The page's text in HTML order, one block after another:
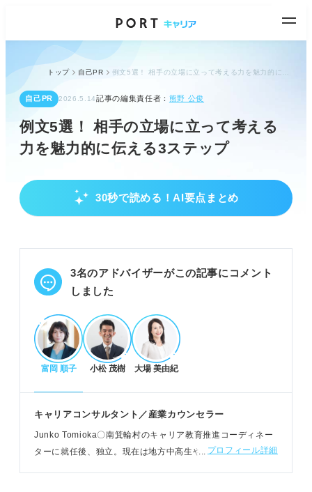
トップ 自己PR
自己PR 2026.5.14記事の編集責任者： 熊野 公俊
例文5選！ 相手の立場に立って考える
力を魅力的に伝える3ステップ
30秒で読める！AI要点まとめ
相手の立場に立つ力はビジネスで必須！
自身の思考を柔軟にし多角的な視点をもたらす。
POINT：ありきたりと思われがちだが、ビジネスで
魅力的な自己PRにするためのステップと注意点
企業での再現性を明確にアピールしよう。
「協調性」「臨機応変」など言い換えで差別化す
POINT：受け身や成果なしの印象を払拭し、主体性
3名のアドバイザーがこの記事にコメント
しました
富岡 順子 小松 茂樹 大場 美由紀
キャリアコンサルタント／産業カウンセラー
Junko Tomioka〇南箕輪村のキャリア教育推進コーディネー
ターに就任後、独立。現在は地方中高生やベトナム人留学生
プロフィール詳細